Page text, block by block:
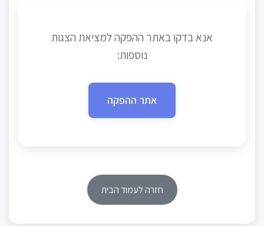
אנא בדקו באתר ההפקה למציאת הצגות
נוספות:
אתר ההפקה
חזרה לעמוד הבית